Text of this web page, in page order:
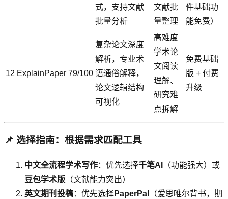
式，支持文献
批量分析
文献批
量整理
件基础功
能免费）
12 ExplainPaper 79/100
复杂论文深度
解析，专业术
语通俗解释，
论文逻辑结构
可视化
高难度
学术论
文阅读
理解、
研究难
点拆解
免费基础
版 + 付费
升级
📌 选择指南：根据需求匹配工具
中文全流程学术写作：优先选择千笔AI
（功能强大）或
豆包学术版 （文献能力突出）
英文期刊投稿：优先选择PaperPal
（爱思唯尔背书，期